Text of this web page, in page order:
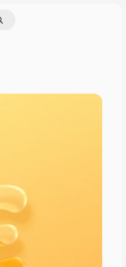
por imagem